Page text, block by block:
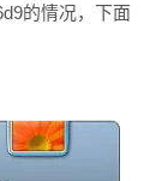
的情况，下面